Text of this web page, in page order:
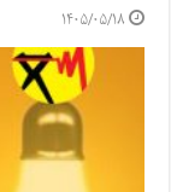
۱۴۰۵/۰۵/۱۸